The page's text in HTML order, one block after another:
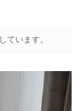
います。